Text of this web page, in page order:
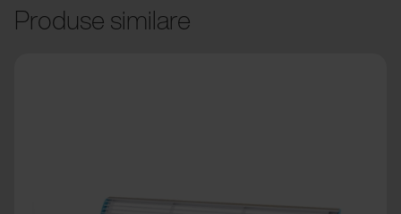
Produse similare